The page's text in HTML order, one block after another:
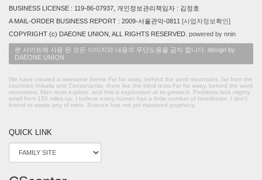
BUSINESS LICENSE : 119-86-07937, 개인정보관리책임자 : 김정호
A MAIL-ORDER BUSINESS REPORT : 2009-서울관악-0811 [사업자정보확인]
COPYRIGHT (c) DAEONE UNION, ALL RIGHTS RESERVED. powered by nnin
본 사이트에 사용 된 모든 이미지와 내용의 무단도용을 금지 합니다. design by
DAEONE UNION
We have created a awesome theme Far far away, behind the word mountains, far from the
countries Vokalia and Consonantia, there live the blind texts.Far far away, behind the word
mountains, Man must explore, and this is exploration at its greatest. Problems look mighty
small from 150 miles up. I believe every human has a finite number of heartbeats. I don't
intend to waste any of mine. Science has not yet mastered prophecy.
QUICK LINK